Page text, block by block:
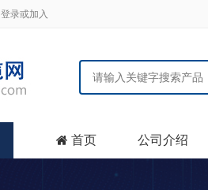
登录或加入
 首页 公司介绍